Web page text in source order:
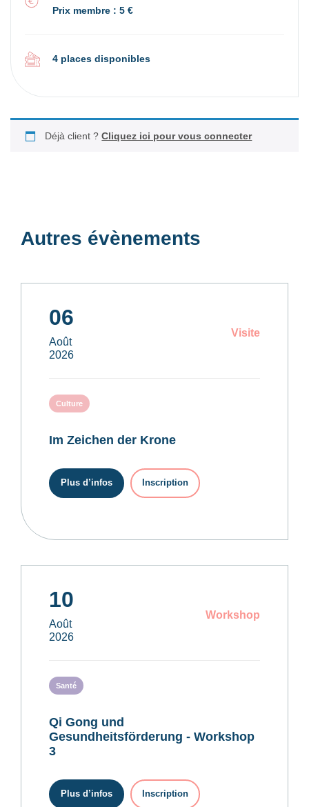
Prix membre : 5 €
4 places disponibles
Déjà client ?Cliquez ici pour vous connecter
Autres évènements
06
Août
2026
Visite
Culture
Im Zeichen der Krone
Plus d’infos Inscription
10
Août
2026
Workshop
Santé
Qi Gong und
Gesundheitsförderung - Workshop
3
Plus d’infos Inscription